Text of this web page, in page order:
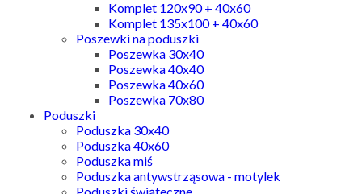
Komplet 120x90 + 40x60
Komplet 135x100 + 40x60
Poszewki na poduszki
Poszewka 30x40
Poszewka 40x40
Poszewka 40x60
Poszewka 70x80
Poduszki
Poduszka 30x40
Poduszka 40x60
Poduszka miś
Poduszka antywstrząsowa - motylek